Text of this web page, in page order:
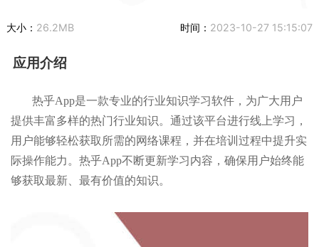
大小： 26.2MB 时间： 2023-10-27 15:15:07
应用介绍
热乎App是一款专业的行业知识学习软件，为广大用户
提供丰富多样的热门行业知识。通过该平台进行线上学习，
用户能够轻松获取所需的网络课程，并在培训过程中提升实
际操作能力。热乎App不断更新学习内容，确保用户始终能
够获取最新、最有价值的知识。